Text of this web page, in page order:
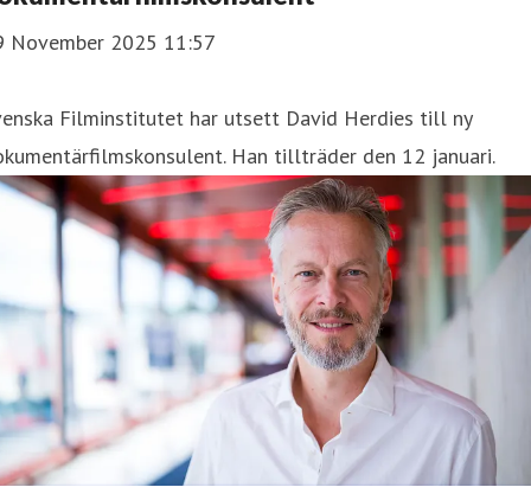
November 2025 11:57
Filminstitutet har utsett David Herdies till ny
Han tillträder den 12 januari.